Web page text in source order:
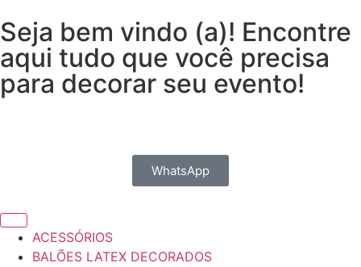
Seja bem vindo (a)! Encontre
aqui tudo que você precisa
para decorar seu evento!
WhatsApp
ACESSÓRIOS
BALÕES LATEX DECORADOS